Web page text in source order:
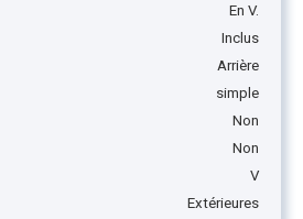
En V.
Inclus
Arrière
simple
Non
Non
V
Extérieures